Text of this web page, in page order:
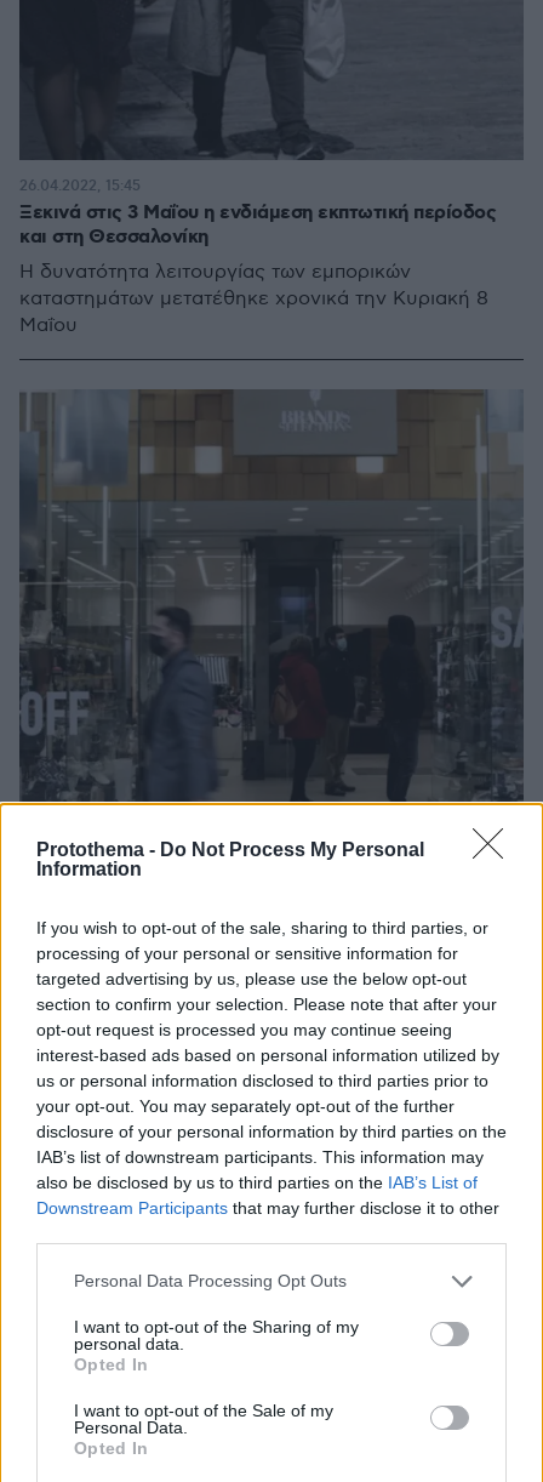
Protothema - Do Not Process My Personal
Information
If you wish to opt-out of the sale, sharing to third parties, or
processing of your personal or sensitive information for
targeted advertising by us, please use the below opt-out
section to confirm your selection. Please note that after your
opt-out request is processed you may continue seeing
interest-based ads based on personal information utilized by
us or personal information disclosed to third parties prior to
your opt-out. You may separately opt-out of the further
disclosure of your personal information by third parties on the
IAB’s list of downstream participants. This information may
also be disclosed by us to third parties on the IAB’s List of
Downstream Participants that may further disclose it to other
Please note that this website/app uses one or more Google
not limited to your visit or usage behaviour. You may click to
grant or deny consent to Google and its third-party tags to
use your data for below specified purposes in below Google
consent section.
Personal Data Processing Opt Outs
I want to opt-out of the Sharing of my
personal data.
Opted In
I want to opt-out of the Sale of my
Personal Data.
Opted In
Ξεκινά στις 3 Μαΐου η ενδιάμεση εκπτωτική περίοδος
και στη Θεσσαλονίκη
Η δυνατότητα λειτουργίας των εμπορικών
καταστημάτων μετατέθηκε χρονικά την Κυριακή 8
Μαΐου
26.04.2022, 15:45
Aπό 3 έως και 15 Μαΐου οι ενδιάμεσες εκπτώσεις
Στις περιοχές που πραγματοποιούνται ενδιάμεσες
εκπτώσεις, τα εμπορικά καταστήματα θα είναι ανοικτά
στις 8 Μαΐου ημέρα Κυριακή από 11πμ έως 8μμ
26.04.2022, 10:28